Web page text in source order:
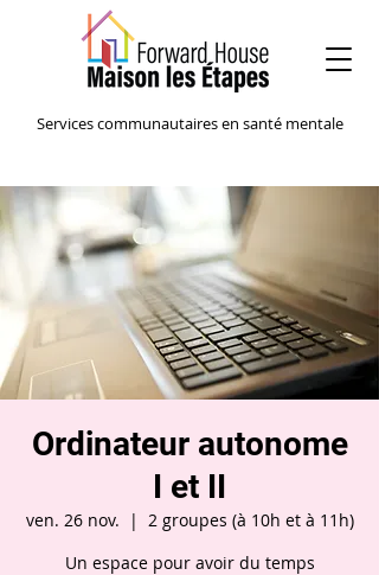
Services communautaires en santé mentale
Ordinateur autonome
I et II
ven. 26 nov.
  |
2 groupes (à 10h et à 11h)
Un espace pour avoir du temps